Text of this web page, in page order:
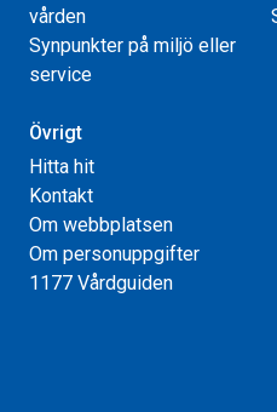
vården
Synpunkter på miljö eller
service
Övrigt
Hitta hit
Kontakt
Om webbplatsen
Om personuppgifter
1177 Vårdguiden